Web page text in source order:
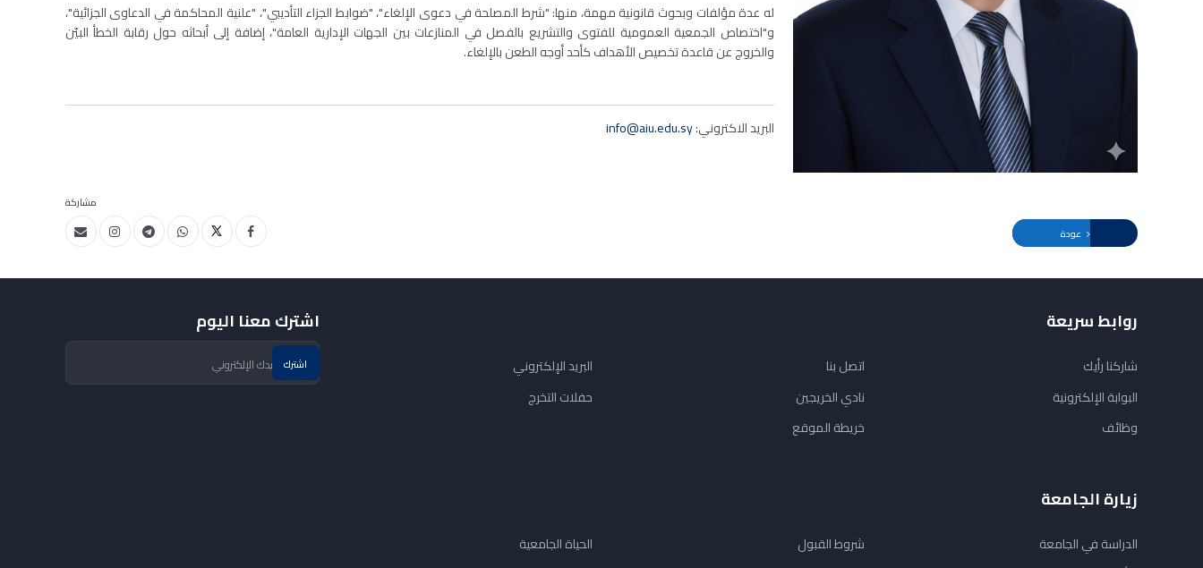
له عدة مؤلفات وبحوث قانونية مهمة، منها: "شرط المصلحة في دعوى الإلغاء"، "ضوابط الجزاء التأديبي"، "علنية المحاكمة في الدعاوى الجزائية"،
و"اختصاص الجمعية العمومية للفتوى والتشريع بالفصل في المنازعات بين الجهات الإدارية العامة"، إضافة إلى أبحاثه حول رقابة الخطأ البيّن
والخروج عن قاعدة تخصيص الأهداف كأحد أوجه الطعن بالإلغاء.
البريد الاكتروني:info@aiu.edu.sy
مشاركة
روابط سريعة
شاركنا رأيك
البوابة الإلكترونية
وظائف
اتصل بنا
نادي الخريجين
خريطة الموقع
البريد الإلكتروني
حفلات التخرج
زيارة الجامعة
الدراسة في الجامعة
شروط القبول
الحياة الجامعية
اشترك معنا اليوم